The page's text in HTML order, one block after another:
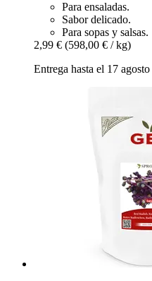
Para ensaladas.
Sabor delicado.
Para sopas y salsas.
2,99 € (598,00 € / kg)
Entrega hasta el 17 agosto